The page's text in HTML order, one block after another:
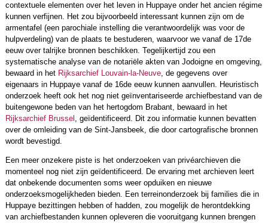
contextuele elementen over het leven in Huppaye onder het ancien régime
kunnen verfijnen. Het zou bijvoorbeeld interessant kunnen zijn om de
armentafel (een parochiale instelling die verantwoordelijk was voor de
hulpverdeling) van de plaats te bestuderen, waarvoor we vanaf de 17de
eeuw over talrijke bronnen beschikken. Tegelijkertijd zou een
systematische analyse van de notariële akten van Jodoigne en omgeving,
bewaard in het Rijksarchief Louvain-la-Neuve, de gegevens over
eigenaars in Huppaye vanaf de 16de eeuw kunnen aanvullen. Heuristisch
onderzoek heeft ook het nog niet geïnventariseerde archiefbestand van de
buitengewone beden van het hertogdom Brabant, bewaard in het
Rijksarchief Brussel , geïdentificeerd. Dit zou informatie kunnen bevatten
over de omleiding van de Sint-Jansbeek, die door cartografische bronnen
wordt bevestigd.
Een meer onzekere piste is het onderzoeken van privéarchieven die
momenteel nog niet zijn geïdentificeerd. De ervaring met archieven leert
dat onbekende documenten soms weer opduiken en nieuwe
onderzoeksmogelijkheden bieden. Een terreinonderzoek bij families die in
Huppaye bezittingen hebben of hadden, zou mogelijk de herontdekking
van archiefbestanden kunnen opleveren die vooruitgang kunnen brengen